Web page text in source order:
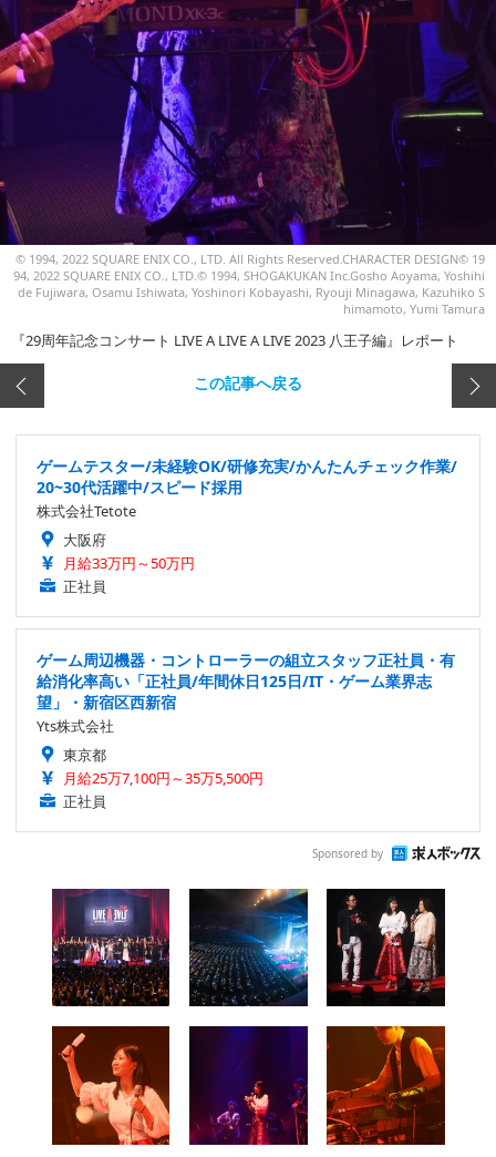
© 1994, 2022 SQUARE ENIX CO., LTD. All Rights Reserved.CHARACTER DESIGN© 19
94, 2022 SQUARE ENIX CO., LTD.© 1994, SHOGAKUKAN Inc.Gosho Aoyama, Yoshihi
de Fujiwara, Osamu Ishiwata, Yoshinori Kobayashi, Ryouji Minagawa, Kazuhiko S
himamoto, Yumi Tamura
『29周年記念コンサート LIVE A LIVE A LIVE 2023 八王子編』レポート
この記事へ戻る
ゲームテスター/未経験OK/研修充実/かんたんチェック作業/
20~30代活躍中/スピード採用
株式会社Tetote
大阪府
月給33万円～50万円
正社員
ゲーム周辺機器・コントローラーの組立スタッフ正社員・有
給消化率高い「正社員/年間休日125日/IT・ゲーム業界志
望」・新宿区西新宿
Yts株式会社
東京都
月給25万7,100円～35万5,500円
正社員
Sponsored by